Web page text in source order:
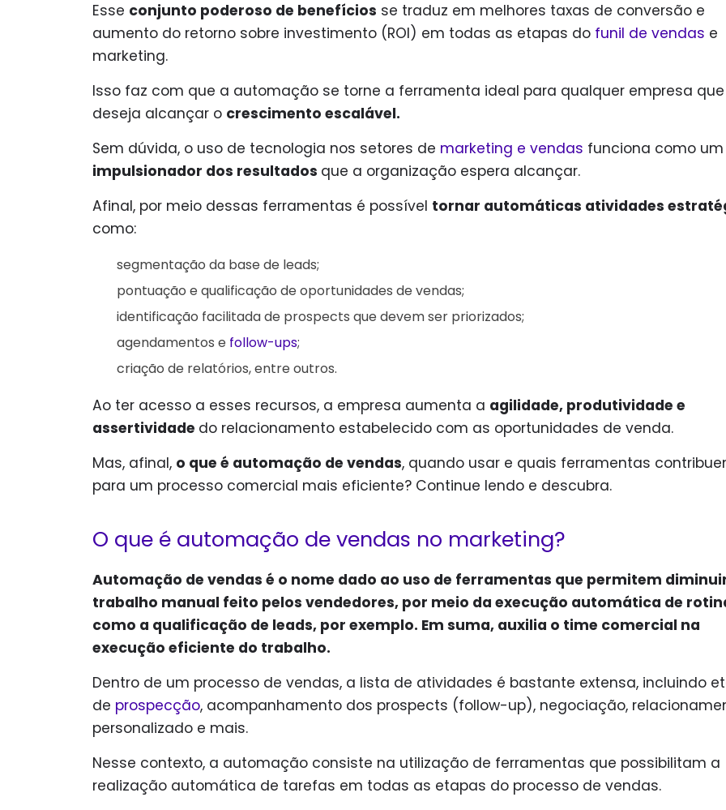
Esse conjunto poderoso de benefícios se traduz em melhores taxas de conversão e
aumento do retorno sobre investimento (ROI) em todas as etapas do funil de vendas e
marketing.
Isso faz com que a automação se torne a ferramenta ideal para qualquer empresa que
deseja alcançar o crescimento escalável.
Sem dúvida, o uso de tecnologia nos setores de marketing e vendas funciona como um
impulsionador dos resultados que a organização espera alcançar.
Afinal, por meio dessas ferramentas é possível tornar automáticas atividades
como:
segmentação da base de leads;
pontuação e qualificação de oportunidades de vendas;
identificação facilitada de prospects que devem ser priorizados;
agendamentos e follow-ups;
criação de relatórios, entre outros.
Ao ter acesso a esses recursos, a empresa aumenta a agilidade, produtividade e
assertividade do relacionamento estabelecido com as oportunidades de venda.
Mas, afinal, o que é automação de vendas, quando usar e quais ferramentas
para um processo comercial mais eficiente? Continue lendo e descubra.
O que é automação de vendas no marketing?
Automação de vendas é o nome dado ao uso de ferramentas que permitem
trabalho manual feito pelos vendedores, por meio da execução automática de
como a qualificação de leads, por exemplo. Em suma, auxilia o time comercial na
execução eficiente do trabalho.
Dentro de um processo de vendas, a lista de atividades é bastante extensa, incluindo
de prospecção, acompanhamento dos prospects (follow-up), negociação,
personalizado e mais.
Nesse contexto, a automação consiste na utilização de ferramentas que possibilitam a
realização automática de tarefas em todas as etapas do processo de vendas.